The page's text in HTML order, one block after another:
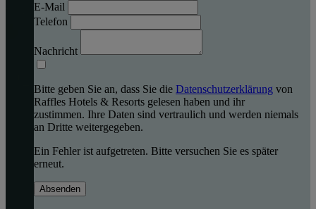
E-Mail
Telefon
Nachricht
Bitte geben Sie an, dass Sie die Datenschutzerklärung von
Raffles Hotels & Resorts gelesen haben und ihr
zustimmen. Ihre Daten sind vertraulich und werden niemals
an Dritte weitergegeben.
Ein Fehler ist aufgetreten. Bitte versuchen Sie es später
erneut.
Absenden